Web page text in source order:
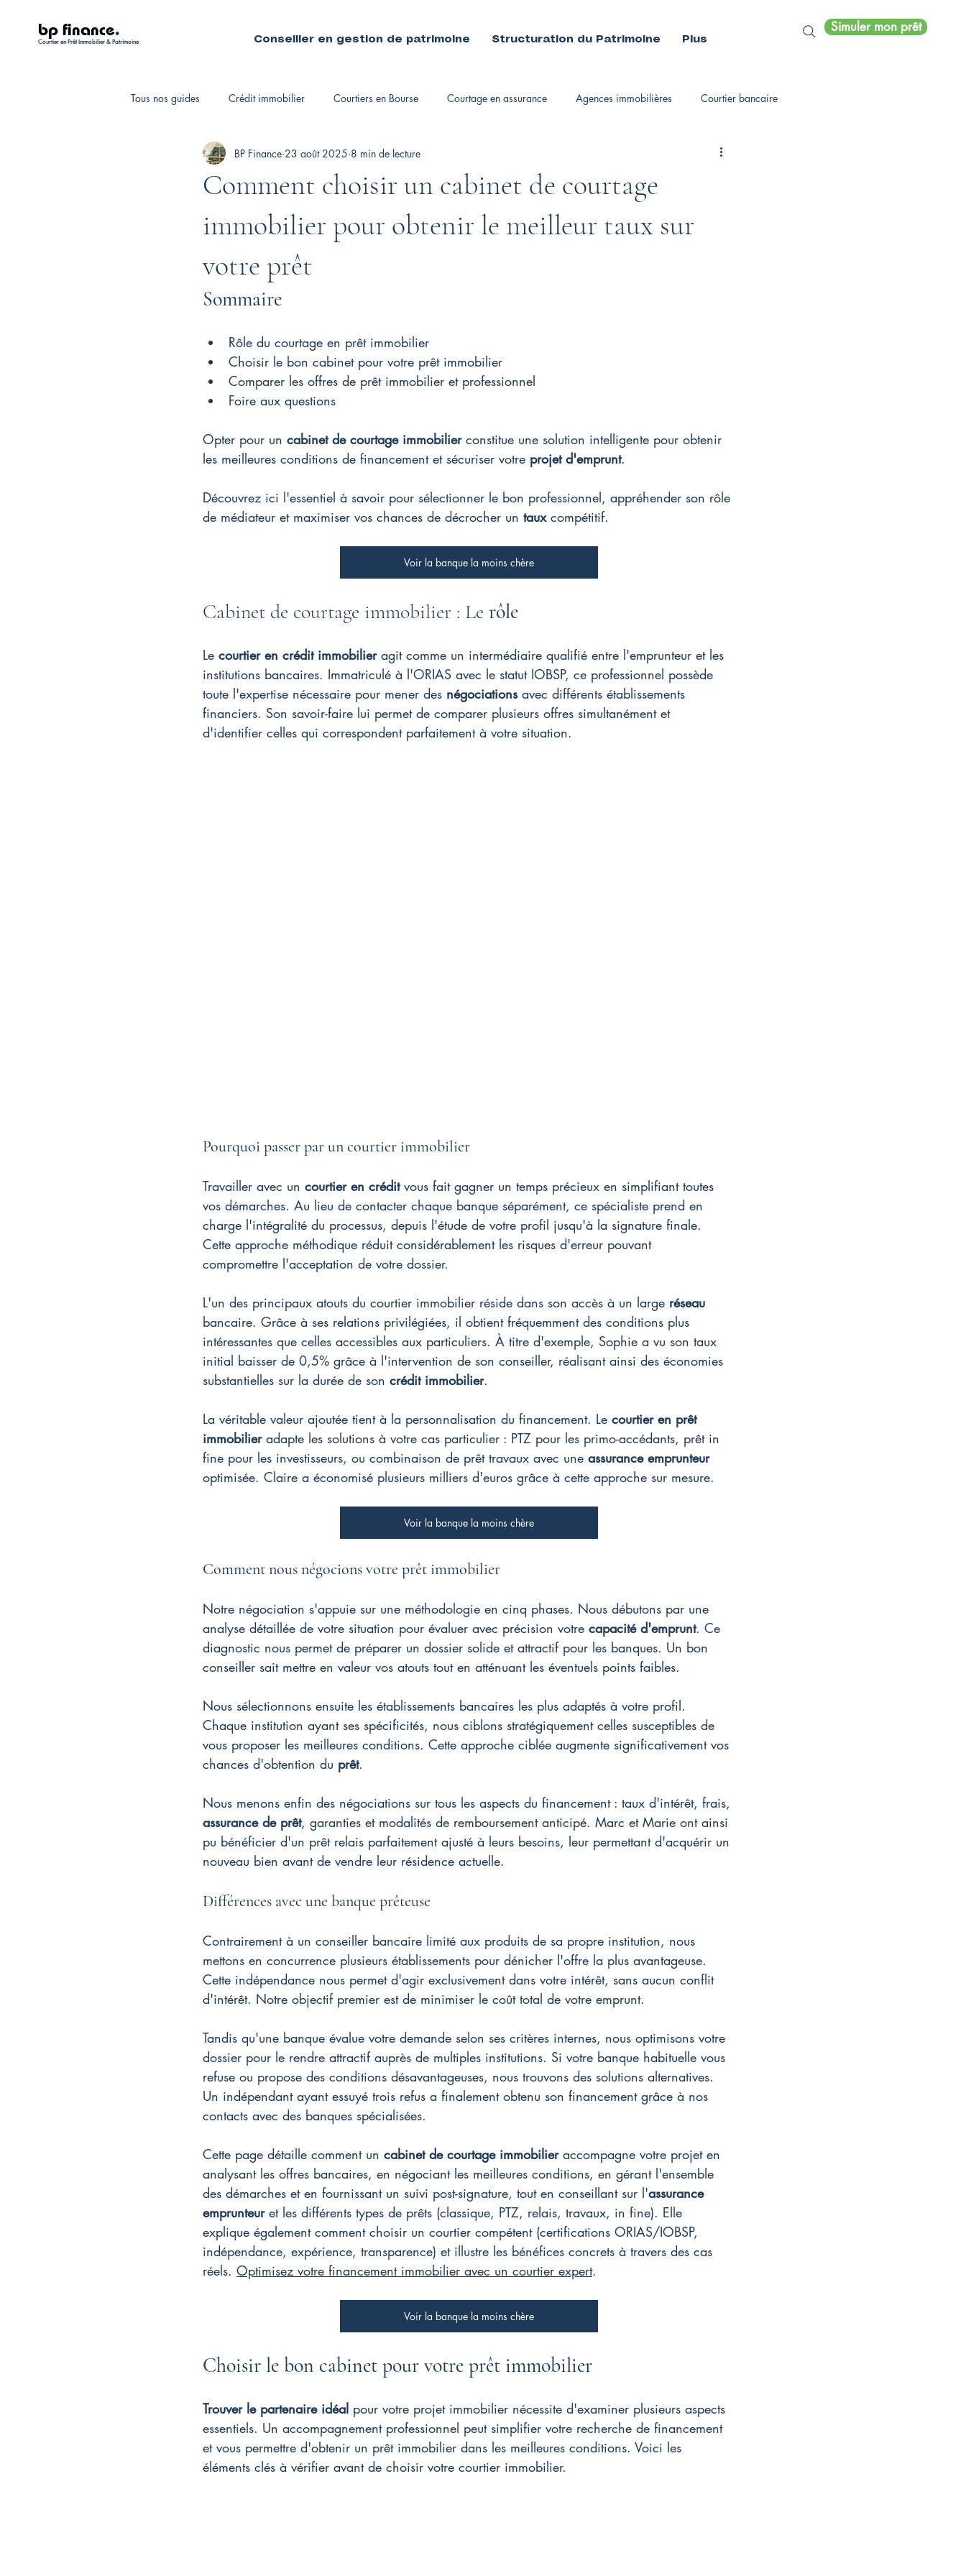
bp finance.
Courtier en Prêt Immobilier & Patrimoine Conseiller en gestion de patrimoine Structuration du Patrimoine Plus
Simuler mon prêt
Tous nos guides Crédit immobilier Courtiers en Bourse Courtage en assurance Agences immobilières Courtier bancaire
Fiscalité personnelle Courtiers immobiliers
Comment choisir un cabinet de courtage
immobilier pour obtenir le meilleur taux sur
votre prêt
BP Finance 23 août 2025 8 min de lecture
Sommaire
Rôle du courtage en prêt immobilier
Choisir le bon cabinet pour votre prêt immobilier
Comparer les offres de prêt immobilier et professionnel
Foire aux questions
Opter pour un cabinet de courtage immobilier constitue une solution intelligente pour obtenir
les meilleures conditions de financement et sécuriser votre projet d'emprunt.
Découvrez ici l'essentiel à savoir pour sélectionner le bon professionnel, appréhender son rôle
de médiateur et maximiser vos chances de décrocher un taux compétitif.
Voir la banque la moins chère
Cabinet de courtage immobilier : Le rôle
Le courtier en crédit immobilier agit comme un intermédiaire qualifié entre l'emprunteur et les
institutions bancaires. Immatriculé à l'ORIAS avec le statut IOBSP, ce professionnel possède
toute l'expertise nécessaire pour mener des négociations avec différents établissements
financiers. Son savoir-faire lui permet de comparer plusieurs offres simultanément et
d'identifier celles qui correspondent parfaitement à votre situation.
Pourquoi passer par un courtier immobilier
Travailler avec un courtier en crédit vous fait gagner un temps précieux en simplifiant toutes
vos démarches. Au lieu de contacter chaque banque séparément, ce spécialiste prend en
charge l'intégralité du processus, depuis l'étude de votre profil jusqu'à la signature finale.
Cette approche méthodique réduit considérablement les risques d'erreur pouvant
compromettre l'acceptation de votre dossier.
L'un des principaux atouts du courtier immobilier réside dans son accès à un large réseau
bancaire. Grâce à ses relations privilégiées, il obtient fréquemment des conditions plus
intéressantes que celles accessibles aux particuliers. À titre d'exemple, Sophie a vu son taux
initial baisser de 0,5% grâce à l'intervention de son conseiller, réalisant ainsi des économies
substantielles sur la durée de son crédit immobilier.
La véritable valeur ajoutée tient à la personnalisation du financement. Le courtier en prêt
immobilier adapte les solutions à votre cas particulier : PTZ pour les primo-accédants, prêt in
fine pour les investisseurs, ou combinaison de prêt travaux avec une assurance emprunteur
optimisée. Claire a économisé plusieurs milliers d'euros grâce à cette approche sur mesure.
Voir la banque la moins chère
Comment nous négocions votre prêt immobilier
Notre négociation s'appuie sur une méthodologie en cinq phases. Nous débutons par une
analyse détaillée de votre situation pour évaluer avec précision votre capacité d'emprunt. Ce
diagnostic nous permet de préparer un dossier solide et attractif pour les banques. Un bon
conseiller sait mettre en valeur vos atouts tout en atténuant les éventuels points faibles.
Nous sélectionnons ensuite les établissements bancaires les plus adaptés à votre profil.
Chaque institution ayant ses spécificités, nous ciblons stratégiquement celles susceptibles de
vous proposer les meilleures conditions. Cette approche ciblée augmente significativement vos
chances d'obtention du prêt.
Nous menons enfin des négociations sur tous les aspects du financement : taux d'intérêt, frais,
assurance de prêt, garanties et modalités de remboursement anticipé. Marc et Marie ont ainsi
pu bénéficier d'un prêt relais parfaitement ajusté à leurs besoins, leur permettant d'acquérir un
nouveau bien avant de vendre leur résidence actuelle.
Différences avec une banque prêteuse
Contrairement à un conseiller bancaire limité aux produits de sa propre institution, nous
mettons en concurrence plusieurs établissements pour dénicher l'offre la plus avantageuse.
Cette indépendance nous permet d'agir exclusivement dans votre intérêt, sans aucun conflit
d'intérêt. Notre objectif premier est de minimiser le coût total de votre emprunt.
Tandis qu'une banque évalue votre demande selon ses critères internes, nous optimisons votre
dossier pour le rendre attractif auprès de multiples institutions. Si votre banque habituelle vous
refuse ou propose des conditions désavantageuses, nous trouvons des solutions alternatives.
Un indépendant ayant essuyé trois refus a finalement obtenu son financement grâce à nos
contacts avec des banques spécialisées.
Cette page détaille comment un cabinet de courtage immobilier accompagne votre projet en
analysant les offres bancaires, en négociant les meilleures conditions, en gérant l'ensemble
des démarches et en fournissant un suivi post-signature, tout en conseillant sur l'assurance
emprunteur et les différents types de prêts (classique, PTZ, relais, travaux, in fine). Elle
explique également comment choisir un courtier compétent (certifications ORIAS/IOBSP,
indépendance, expérience, transparence) et illustre les bénéfices concrets à travers des cas
réels. Optimisez votre financement immobilier avec un courtier expert.
Voir la banque la moins chère
Choisir le bon cabinet pour votre prêt immobilier
Trouver le partenaire idéal pour votre projet immobilier nécessite d'examiner plusieurs aspects
essentiels. Un accompagnement professionnel peut simplifier votre recherche de financement
et vous permettre d'obtenir un prêt immobilier dans les meilleures conditions. Voici les
éléments clés à vérifier avant de choisir votre courtier immobilier.